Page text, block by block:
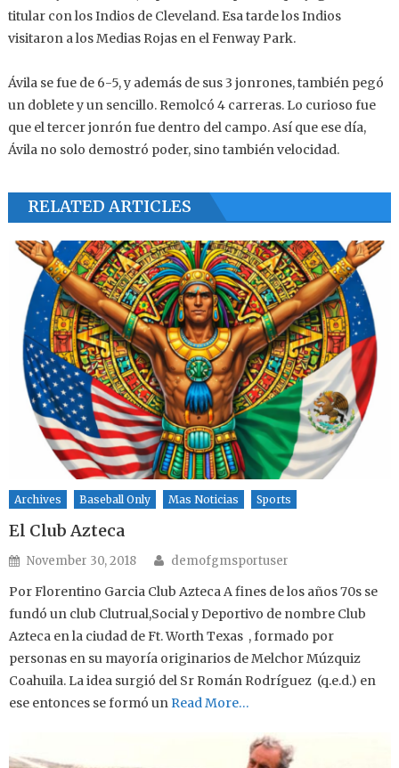
titular con los Indios de Cleveland. Esa tarde los Indios
visitaron a los Medias Rojas en el Fenway Park.
Ávila se fue de 6-5, y además de sus 3 jonrones, también pegó
un doblete y un sencillo. Remolcó 4 carreras. Lo curioso fue
que el tercer jonrón fue dentro del campo. Así que ese día,
Ávila no solo demostró poder, sino también velocidad.
RELATED ARTICLES
Archives Baseball Only Mas Noticias Sports
El Club Azteca
Posted on
November 30, 2018 Author
demofgmsportuser
Por Florentino Garcia Club Azteca A fines de los años 70s se
fundó un club Clutrual,Social y Deportivo de nombre Club
Azteca en la ciudad de Ft. Worth Texas , formado por
personas en su mayoría originarios de Melchor Múzquiz
Coahuila. La idea surgió del Sr Román Rodríguez (q.e.d.) en
ese entonces se formó un Read More…